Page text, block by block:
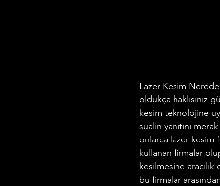
Lazer Kesim Nerede
oldukça haklısınız
kesim teknolojine
sualin yanıtını
onlarca lazer kesim
kullanan firmalar
kesilmesine aracılık
bu firmalar